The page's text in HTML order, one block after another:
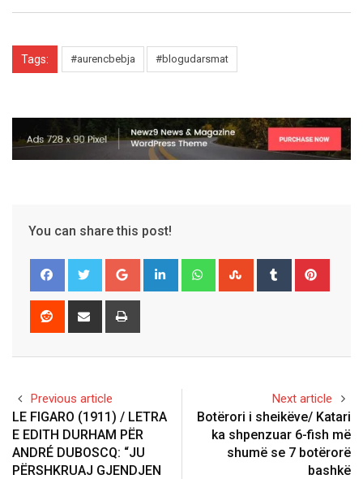
Tags: #aurencbebja #blogudarsmat
You can share this post!
Google+ LinkedIn WhatsappStumbleUpon
Tumblr
Reddit
Share
Previous article
LE FIGARO (1911) / LETRA
E EDITH DURHAM PËR
ANDRÉ DUBOSCQ: “JU
PËRSHKRUAJ GJENDJEN
Next article
Botërori i sheikëve/ Katari
ka shpenzuar 6-fish më
shumë se 7 botërorë
bashkë